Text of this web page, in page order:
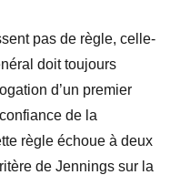
pas de règle, celle-
doit toujours
d’un premier
de la
règle échoue à deux
de Jennings sur la